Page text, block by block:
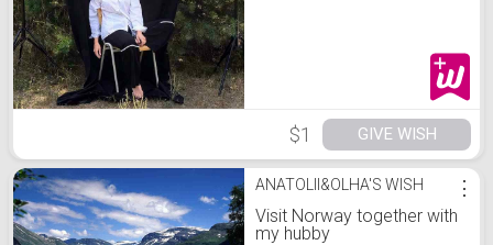
$1 GIVE WISH
ANATOLII&OLHA'S WISH
Visit Norway together with
my hubby
⋮